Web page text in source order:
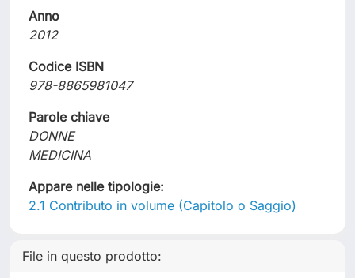
Anno
2012
Codice ISBN
978-8865981047
Parole chiave
DONNE
MEDICINA
Appare nelle tipologie:
2.1 Contributo in volume (Capitolo o Saggio)
File in questo prodotto: